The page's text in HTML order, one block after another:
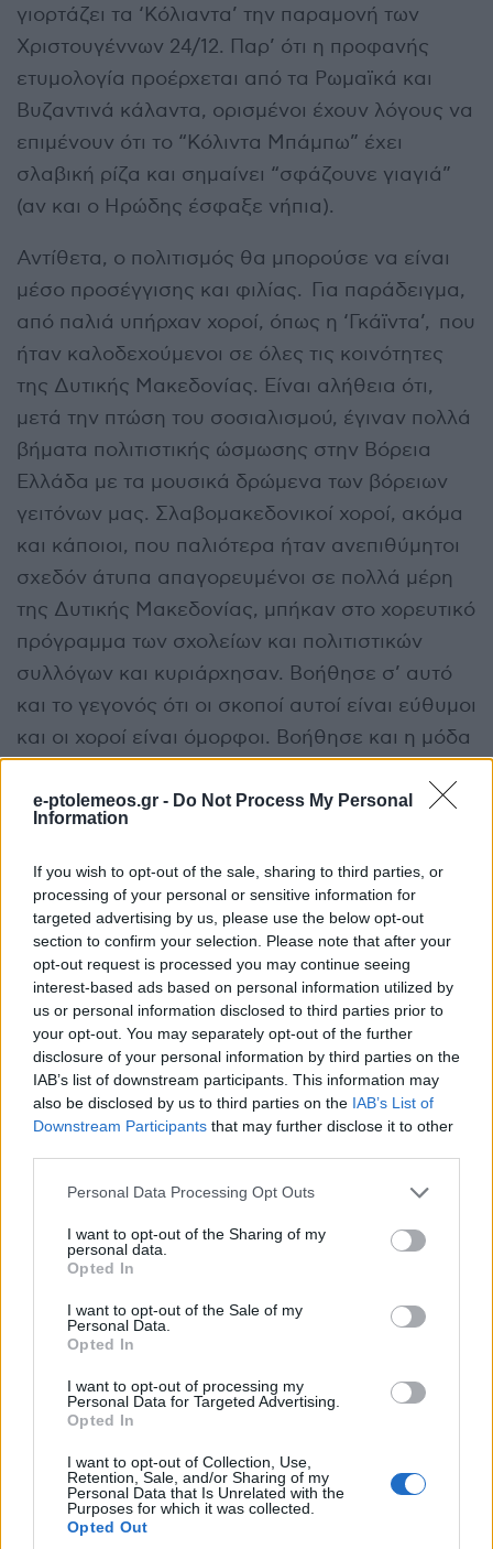
e-ptolemeos.gr - Do Not Process My Personal
Information
If you wish to opt-out of the sale, sharing to third parties, or
processing of your personal or sensitive information for
targeted advertising by us, please use the below opt-out
section to confirm your selection. Please note that after your
opt-out request is processed you may continue seeing
interest-based ads based on personal information utilized by
us or personal information disclosed to third parties prior to
your opt-out. You may separately opt-out of the further
disclosure of your personal information by third parties on the
IAB’s list of downstream participants. This information may
also be disclosed by us to third parties on the IAB’s List of
Downstream Participants that may further disclose it to other
Please note that this website/app uses one or more Google
not limited to your visit or usage behaviour. You may click to
grant or deny consent to Google and its third-party tags to
use your data for below specified purposes in below Google
consent section.
Personal Data Processing Opt Outs
I want to opt-out of the Sharing of my
personal data.
Opted In
I want to opt-out of the Sale of my
Personal Data.
Opted In
I want to opt-out of processing my
Personal Data for Targeted Advertising.
Opted In
I want to opt-out of Collection, Use,
Retention, Sale, and/or Sharing of my
Personal Data that Is Unrelated with the
Purposes for which it was collected.
Opted Out
γιορτάζει τα ‘Κόλιαντα’ την παραμονή των
Χριστουγέννων 24/12. Παρ’ ότι η προφανής
ετυμολογία προέρχεται από τα Ρωμαϊκά και
Βυζαντινά κάλαντα, ορισμένοι έχουν λόγους να
επιμένουν ότι το “Κόλιντα Μπάμπω” έχει
σλαβική ρίζα και σημαίνει “σφάζουνε γιαγιά”
(αν και ο Ηρώδης έσφαξε νήπια).
Αντίθετα, ο πολιτισμός θα μπορούσε να είναι
μέσο προσέγγισης και φιλίας. Για παράδειγμα,
από παλιά υπήρχαν χοροί, όπως η ‘Γκάϊντα’, που
ήταν καλοδεχούμενοι σε όλες τις κοινότητες
της Δυτικής Μακεδονίας. Είναι αλήθεια ότι,
μετά την πτώση του σοσιαλισμού, έγιναν πολλά
βήματα πολιτιστικής ώσμωσης στην Βόρεια
Ελλάδα με τα μουσικά δρώμενα των βόρειων
γειτόνων μας. Σλαβομακεδονικοί χοροί, ακόμα
και κάποιοι, που παλιότερα ήταν ανεπιθύμητοι
σχεδόν άτυπα απαγορευμένοι σε πολλά μέρη
της Δυτικής Μακεδονίας, μπήκαν στο χορευτικό
πρόγραμμα των σχολείων και πολιτιστικών
συλλόγων και κυριάρχησαν. Βοήθησε σ’ αυτό
και το γεγονός ότι οι σκοποί αυτοί είναι εύθυμοι
και οι χοροί είναι όμορφοι. Βοήθησε και η μόδα
χάλκινων από την Β. Μακεδονία, ακόμα και την
του Δωδεκαήμερου. Δικαιολογημένα, οι βόρειοι
γείτονές μας θα μπορούσαν να μας
κατηγορήσουν για λεηλασία του πολιτιστικού
τους αποθέματος. Βεβαίως υπήρξαν και
τραγούδια-σύμβολα, όπως ‘Μακεδονία
ξακουστή’ και ο ‘Παύλος Μελάς’ του
Μακεδονικού αγώνα (για τους Έλληνες) και,
αντίστοιχα, το ‘Eleno Kerko’ της επανάστασης
του Ίλιντεν (για τους Σλαβομακεδόνες). Είναι
δυστυχώς αυτονόητο ότι τέτοια τραγούδια δεν
είναι ακριβώς ευπρόσδεκτα, όταν
συνόρων μας (ένθεν και ένθεν). Αντίθετα, τα
ορχηστρικά κομμάτια και χοροί είναι παντού
δημοφιλή.
μουσική παράδοση της Δυτικής Μακεδονίας
μεγάλη πίεση. Σημειωτέον ότι η Δυτική
Μακεδονία έχει να επιδείξει μουσικά
διαμάντια, όπως η ‘Λόντζια’ του Πενταλόφου
Κοζάνης, που είναι σχεδόν άγνωστα στην